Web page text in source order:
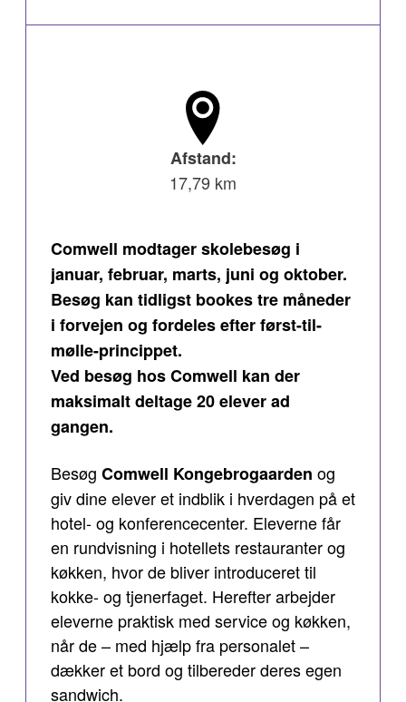
Afstand:
17,79 km
Comwell modtager skolebesøg i
januar, februar, marts, juni og oktober.
Besøg kan tidligst bookes tre måneder
i forvejen og fordeles efter først-til-
mølle-princippet.
Ved besøg hos Comwell kan der
maksimalt deltage 20 elever ad
gangen.
Besøg Comwell Kongebrogaarden og
giv dine elever et indblik i hverdagen på et
hotel- og konferencecenter. Eleverne får
en rundvisning i hotellets restauranter og
køkken, hvor de bliver introduceret til
kokke- og tjenerfaget. Herefter arbejder
eleverne praktisk med service og køkken,
når de – med hjælp fra personalet –
dækker et bord og tilbereder deres egen
sandwich.